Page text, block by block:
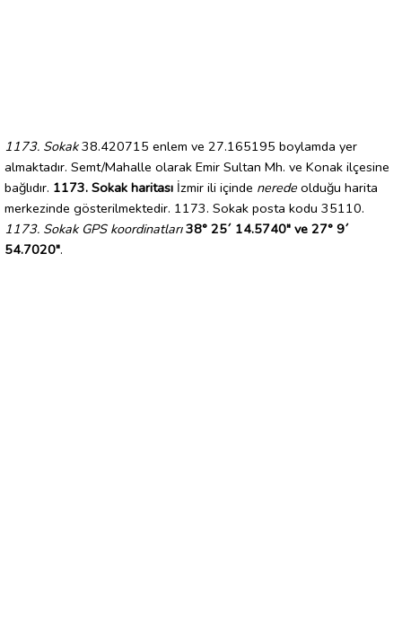
1173. Sokak38.420715 enlem ve 27.165195 boylamda yer
almaktadır. Semt/Mahalle olarak Emir Sultan Mh. ve Konak ilçesine
bağlıdır. 1173. Sokak haritası İzmir ili içinde nerede olduğu harita
merkezinde gösterilmektedir. 1173. Sokak posta kodu 35110.
1173. Sokak GPS koordinatları 38° 25´ 14.5740" ve 27° 9´
54.7020".